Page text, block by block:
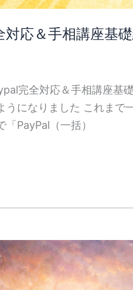
対応＆手相講座基
完全対応＆手相講座
うになりました これまで
PayPal（一括）